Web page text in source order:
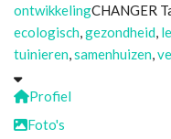
ontwikkelingCHANGER
ecologisch,gezondheid,
tuinieren,samenhuizen,
Profiel
Foto's